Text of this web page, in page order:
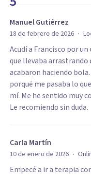
Manuel Gutiérrez
18 de febrero de 2026 ·
Acudí a Francisco por
que llevaba arrastrando
acabaron haciendo
porqué me pasaba lo
mí. Me he sentido muy
Le recomiendo sin duda.
Carla Martín
10 de enero de 2026 ·
Empecé a ir a terapia